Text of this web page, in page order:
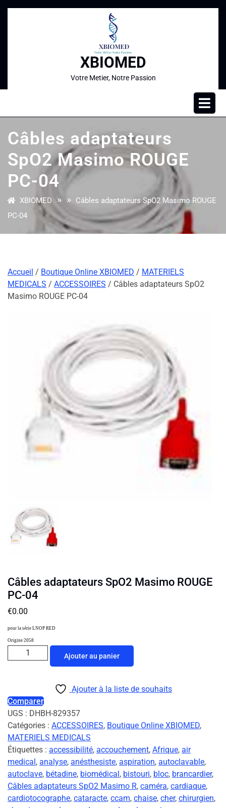
XBIOMED
Votre Metier, Notre Passion
Câbles adaptateurs
SpO2 Masimo ROUGE
PC-04
XBIOMED » » Câbles adaptateurs SpO2 Masimo ROUGE
PC-04
Accueil / Boutique Online XBIOMED / MATERIELS
MEDICALS / ACCESSOIRES / Câbles adaptateurs SpO2
Masimo ROUGE PC-04
Câbles adaptateurs SpO2 Masimo ROUGE
PC-04
€0.00
pour la série LNOP RED
Origine 2058
Ajouter au panier
Ajouter à la liste de souhaits
Comparer
UGS : DHBH-829357
Catégories : ACCESSOIRES, Boutique Online XBIOMED,
MATERIELS MEDICALS
Étiquettes : accessibilité, accouchement, Afrique, air
medical, analyse, anésthesiste, aspiration, autoclavable,
autoclave, bétadine, biomédical, bistouri, bloc, brancardier,
Câbles adaptateurs SpO2 Masimo R, caméra, cardiaque,
cardiotocographe, cataracte, ccam, chaise, cher, chirurgien,